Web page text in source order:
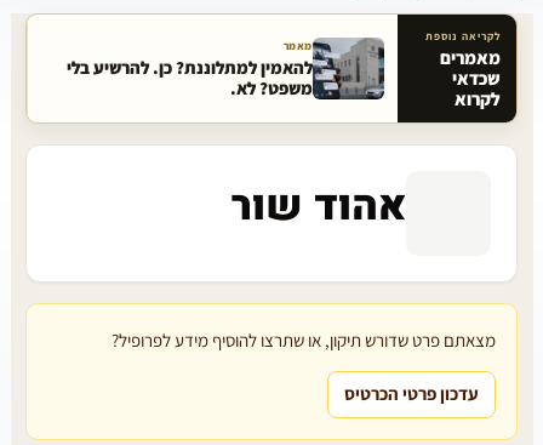
מאמרים קשורים באתר
לקריאה נוספת
מאמרים
שכדאי
לקרוא
מאמר
להאמין למתלוננת? כן. להרשיע בלי
משפט? לא.
אהוד שור
מצאתם פרט שדורש תיקון, או שתרצו להוסיף מידע לפרופיל?
עדכון פרטי הכרטיס